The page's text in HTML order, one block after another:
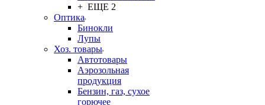
+ ЕЩЕ 2
Оптика
Бинокли
Лупы
Хоз. товары
Автотовары
Аэрозольная
продукция
Бензин, газ, сухое
горючее